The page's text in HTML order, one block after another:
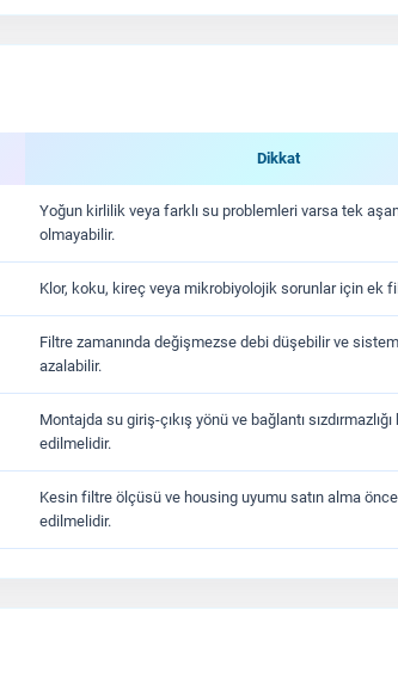
Dikkat
Yoğun kirlilik veya farklı su problemleri varsa tek
olmayabilir.
Klor, koku, kireç veya mikrobiyolojik sorunlar için ek
Filtre zamanında değişmezse debi düşebilir ve
azalabilir.
Montajda su giriş-çıkış yönü ve bağlantı sızdırmazlığı
edilmelidir.
Kesin filtre ölçüsü ve housing uyumu satın alma
edilmelidir.